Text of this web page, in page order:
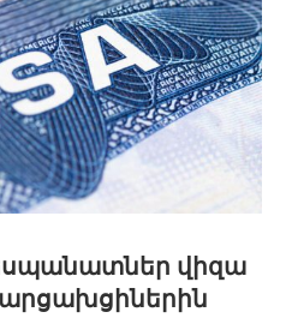
վիզա